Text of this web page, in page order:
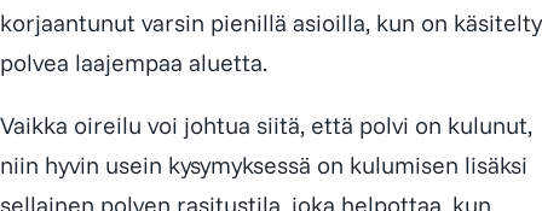
korjaantunut varsin pienillä asioilla, kun on käsitelty
polvea laajempaa aluetta.
Vaikka oireilu voi johtua siitä, että polvi on kulunut,
niin hyvin usein kysymyksessä on kulumisen lisäksi
sellainen polven rasitustila, joka helpottaa, kun